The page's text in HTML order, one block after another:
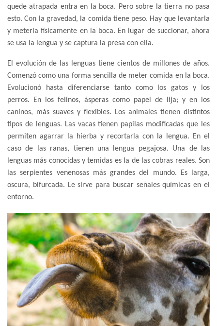
quede atrapada entra en la boca. Pero sobre la tierra no pasa
esto. Con la gravedad, la comida tiene peso. Hay que levantarla
y meterla físicamente en la boca. En lugar de succionar, ahora
se usa la lengua y se captura la presa con ella.
El evolución de las lenguas tiene cientos de millones de años.
Comenzó como una forma sencilla de meter comida en la boca.
Evolucionó hasta diferenciarse tanto como los gatos y los
perros. En los felinos, ásperas como papel de lija; y en los
caninos, más suaves y flexibles. Los animales tienen distintos
tipos de lenguas. Las vacas tienen papilas modificadas que les
permiten agarrar la hierba y recortarla con la lengua. En el
caso de las ranas, tienen una lengua pegajosa. Una de las
lenguas más conocidas y temidas es la de las cobras reales. Son
las serpientes venenosas más grandes del mundo. Es larga,
oscura, bifurcada. Le sirve para buscar señales químicas en el
entorno.